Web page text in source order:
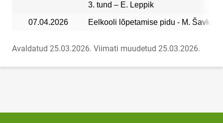
3. tund – E. Leppik
07.04.2026 Eelkooli lõpetamise pidu - M.
Avaldatud 25.03.2026. Viimati muudetud 25.03.2026.